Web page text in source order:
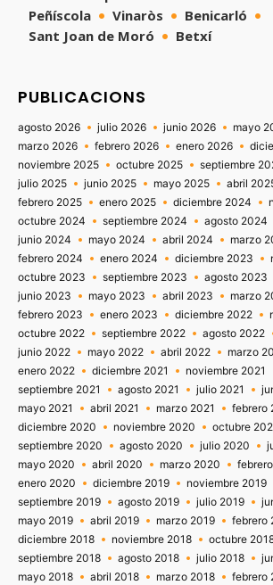
Peñíscola
Vinaròs
Benicarló
Sant Joan de Moró
Betxí
PUBLICACIONS
agosto 2026 julio 2026 junio 2026 mayo
marzo 2026
febrero 2026 enero 2026
noviembre 2025
octubre 2025 septiembre
julio 2025
junio 2025 mayo 2025 abril
febrero 2025
enero 2025 diciembre 2024
octubre 2024
septiembre 2024 agosto 2024
junio 2024
mayo 2024 abril 2024
marzo
febrero 2024
enero 2024 diciembre 2023
octubre 2023
septiembre 2023 agosto 2023
junio 2023
mayo 2023 abril 2023
marzo
febrero 2023
enero 2023 diciembre 2022
octubre 2022
septiembre 2022 agosto 2022
junio 2022
mayo 2022 abril 2022 marzo
enero 2022
diciembre 2021 noviembre 2021
septiembre 2021
agosto 2021 julio 2021
mayo 2021
abril 2021 marzo 2021 febrero
diciembre 2020
noviembre 2020
octubre
septiembre 2020
agosto 2020 julio 2020
mayo 2020
abril 2020 marzo 2020
enero 2020
diciembre 2019 noviembre 2019
septiembre 2019
agosto 2019 julio 2019
mayo 2019
abril 2019 marzo 2019 febrero
diciembre 2018
noviembre 2018
octubre
septiembre 2018
agosto 2018 julio 2018
mayo 2018
abril 2018 marzo 2018 febrero